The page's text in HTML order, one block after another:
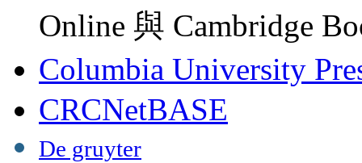
Online 與 Cambridge
Columbia University
CRCNetBASE
De gruyter